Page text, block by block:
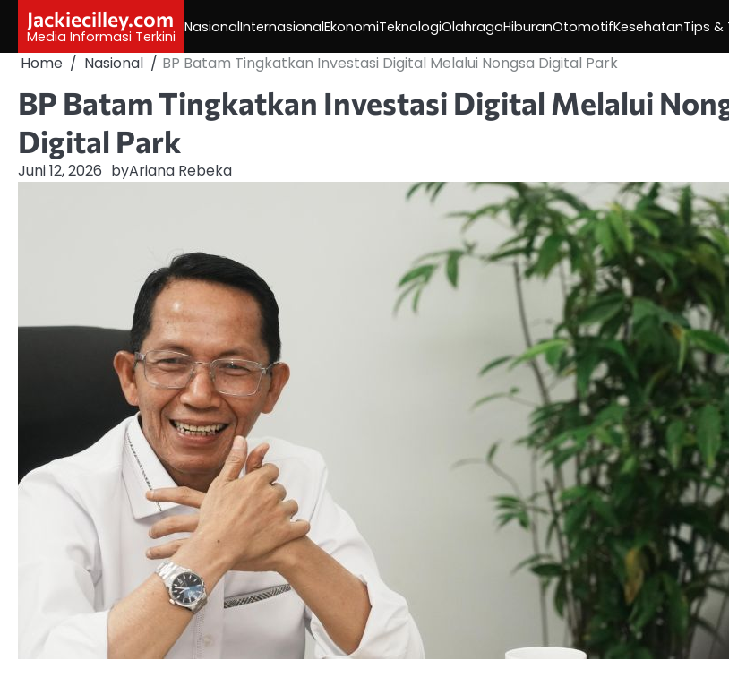
content
Jackiecilley.com
Media Informasi Terkini
NasionalInternasionalEkonomiTeknologiOlahragaHiburanOtomotifKesehatanTips &
Home Nasional BP Batam Tingkatkan Investasi Digital Melalui Nongsa Digital Park
BP Batam Tingkatkan Investasi Digital Melalui
Digital Park
Juni 12, 2026 byAriana Rebeka